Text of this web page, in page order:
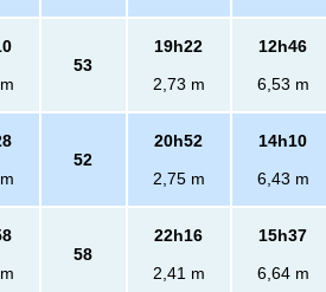
53
19h22
2,73 m
12h46
6,53 m
52
20h52
2,75 m
14h10
6,43 m
58
22h16
2,41 m
15h37
6,64 m